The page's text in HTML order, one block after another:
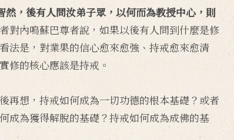
然，後有人問汝弟子眾，以何而為教授中心，則
對內嗚蘇巴尊者說，如果以後有人問到什麼是修
法是，對業果的信心愈來愈強、持戒愈來愈清
修的核心應該是持戒。
再想，持戒如何成為一切功德的根本基礎？或者
成為獲得解脫的基礎？持戒如何成為成佛的基